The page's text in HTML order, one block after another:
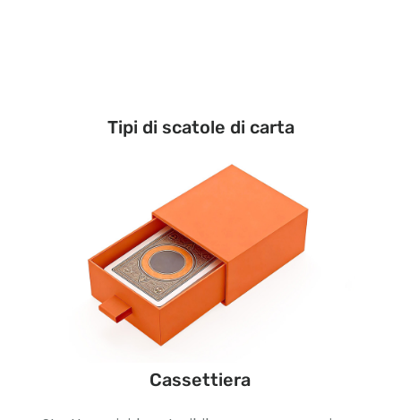
Tipi di scatole di carta
Cassettiera